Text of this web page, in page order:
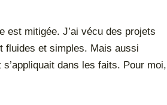
est mitigée. J’ai vécu des projets
fluides et simples. Mais aussi
dans les faits. Pour moi,